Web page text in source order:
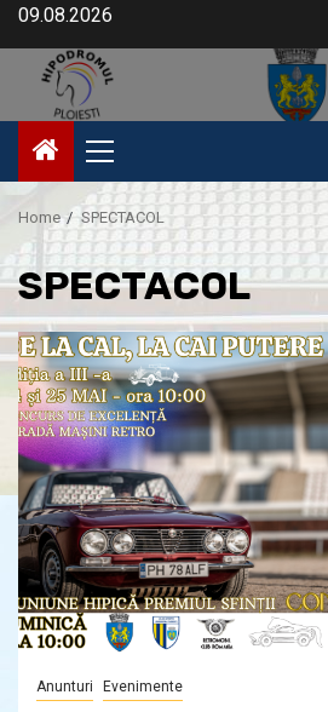
09.08.2026
Home SPECTACOL
SPECTACOL
Anunturi Evenimente